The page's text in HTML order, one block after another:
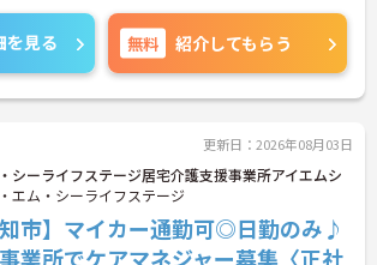
のをそれぞれ複製頂き、
しては夜勤の記載を消して作成く
を見る 無料 紹介してもらう
更新日：2026年08月03日
シーライフステージ居宅介護支援事業所アイエムシ
エム・シーライフステージ
知市】マイカー通勤可◎日勤のみ♪
業所でケアマネジャー募集〈正社